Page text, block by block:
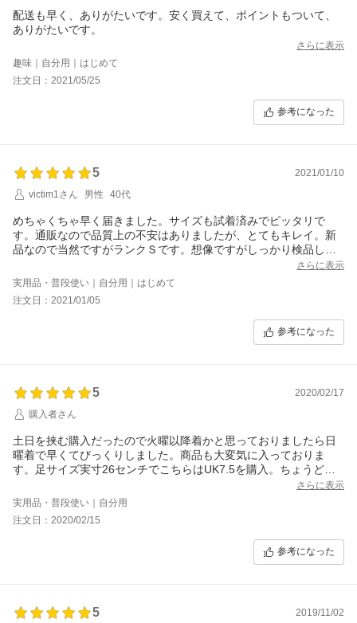
配送も早く、ありがたいです。安く買えて、ポイントもついて、
ありがたいです。
さらに表示
趣味｜自分用｜はじめて
注文日：2021/05/25
参考になった
5
2021/01/10
victim1さん
男性 40代
めちゃくちゃ早く届きました。サイズも試着済みでピッタリで
す。通販なので品質上の不安はありましたが、とてもキレイ。新
品なので当然ですがランクＳです。想像ですがしっかり検品して
さらに表示
実用品・普段使い｜自分用｜はじめて
注文日：2021/01/05
参考になった
5
2020/02/17
購入者さん
土日を挟む購入だったので火曜以降着かと思っておりましたら日
曜着で早くてびっくりしました。商品も大変気に入っておりま
す。足サイズ実寸26センチでこちらはUK7.5を購入。ちょうどい
さらに表示
実用品・普段使い｜自分用
注文日：2020/02/15
参考になった
5
2019/11/02